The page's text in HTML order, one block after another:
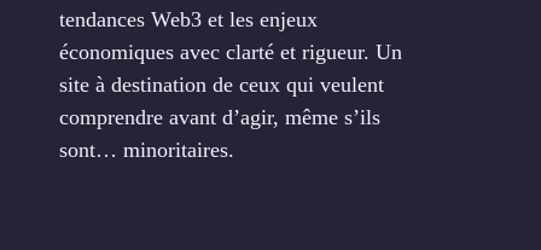
tendances Web3 et les enjeux
économiques avec clarté et rigueur. Un
site à destination de ceux qui veulent
comprendre avant d’agir, même s’ils
sont… minoritaires.